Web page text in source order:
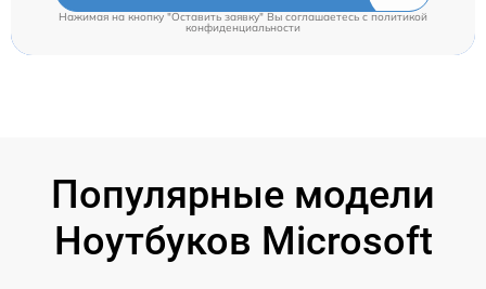
Нажимая на кнопку "Оставить заявку" Вы соглашаетесь cполитикой
конфиденциальности
Популярные модели
Ноутбуков Microsoft